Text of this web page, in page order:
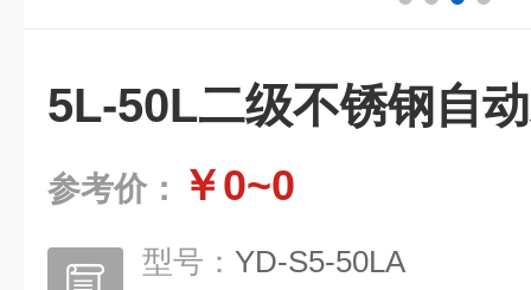
5L-50L二级不锈钢自
参考价： ￥0~0
型号： YD-S5-50LA